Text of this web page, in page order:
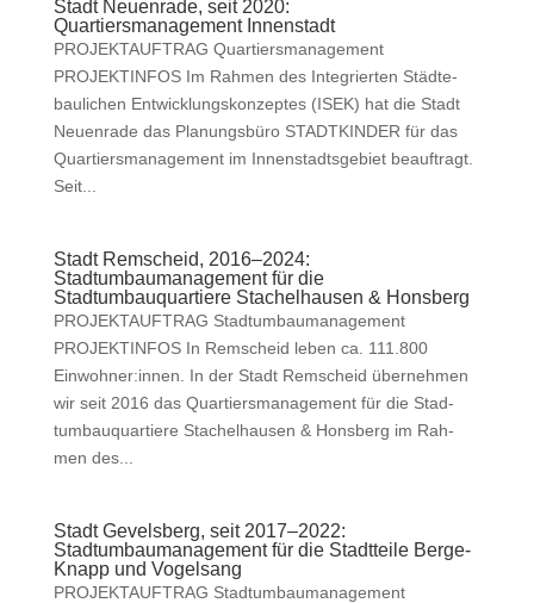
Stadt Neuenrade, seit 2020:
Quartiersmanagement Innenstadt
PROJEKTAUFTRAG Quartiers­man­age­ment
PROJEKTINFOS Im Rah­men des Inte­gri­erten Städte­
baulichen Entwick­lungskonzeptes (ISEK) hat die Stadt
Neuen­rade das Pla­nungs­büro STADTKINDER für das
Quartiers­man­age­ment im Innen­stadts­ge­bi­et beauf­tragt.
Seit...
Stadt Remscheid, 2016–2024:
Stadtumbaumanagement für die
Stadtumbauquartiere Stachelhausen & Honsberg
PROJEKTAUFTRAG Stad­tum­bau­man­age­ment
PROJEKTINFOS In Rem­scheid leben ca. 111.800
Einwohner:innen. In der Stadt Rem­scheid übernehmen
wir seit 2016 das Quartiers­man­age­ment für die Stad­
tum­bauquartiere Stachel­hausen & Hons­berg im Rah­
men des...
Stadt Gevelsberg, seit 2017–2022:
Stadtumbaumanagement für die Stadtteile Berge-
Knapp und Vogelsang
PROJEKTAUFTRAG Stad­tum­bau­man­age­ment